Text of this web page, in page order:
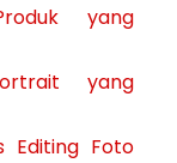
yang
yang
Editing Foto